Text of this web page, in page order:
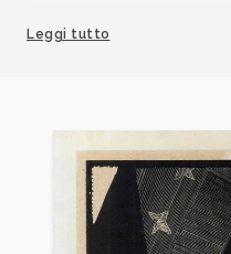
italiani moderni e
Luigi Servolini, Gli
del Liocorno, ad
Luigi Servolini e il
Leggi tutto